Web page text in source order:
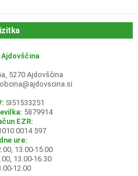
Ajdovščina
5270 Ajdovščina
obcina@ajdovscina.si
SI51533251
5879914
EZR:
0014 597
ure:
13.00-15.00
13.00-16.30
12.00